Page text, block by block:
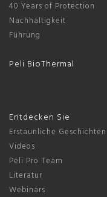
40 Years of Protection
Nachhaltigkeit
Führung
Peli BioThermal
Entdecken Sie
Erstaunliche Geschichten
Videos
Peli Pro Team
Literatur
Webinars